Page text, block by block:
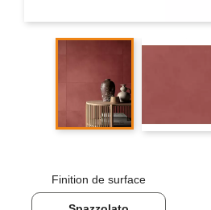
Finition de surface